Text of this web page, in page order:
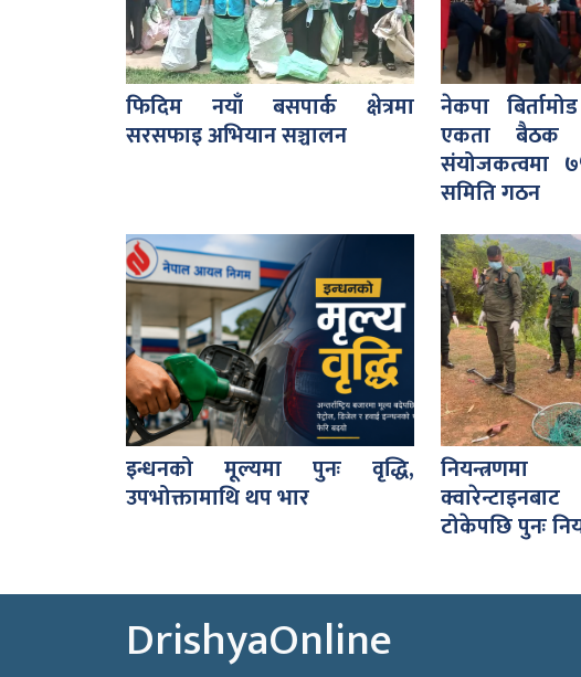
फिदिम नयाँ बसपार्क क्षेत्रमा
सरसफाइ अभियान सञ्चालन
नेकपा
एकता बैठक
संयोजकत्वमा
समिति गठन
इन्धनको मूल्यमा पुनः वृद्धि,
उपभोक्तामाथि थप भार
टोकेपछि पुनः
DrishyaOnline